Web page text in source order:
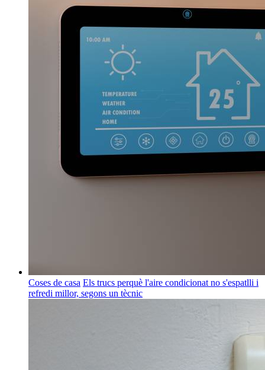
Coses de casa Els trucs perquè l'aire condicionat no s'espatlli i
refredi millor, segons un tècnic